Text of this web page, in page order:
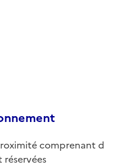
comprenant d
réservées